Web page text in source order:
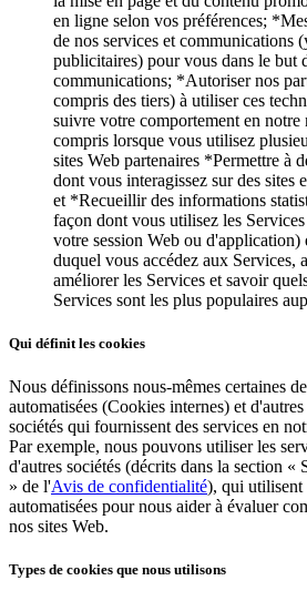
Service rapide
Restauration à service
Bars et brasseries
Camions de restauration
Restauration rapide haut de
Service de traiteur
Découvrir
Aperçu
Vêtements et accessoires
Articles pour la maison et
Bière, vin et spiritueux
Épiceries et dépanneurs
Découvrir
Aperçu
en ligne selon vos préférences;
de nos services et communications
publicitaires) pour vous dans le but
communications; *Autoriser nos
compris des tiers) à utiliser ces
suivre votre comportement en
compris lorsque vous utilisez
sites Web partenaires *Permettre à
dont vous interagissez sur des sites
et *Recueillir des informations
façon dont vous utilisez les
votre session Web ou d'application)
duquel vous accédez aux Services,
améliorer les Services et savoir
Services sont les plus populaires
Qui définit les cookies
Nous définissons nous-mêmes certaines
automatisées (Cookies internes) et
sociétés qui fournissent des services en
Par exemple, nous pouvons utiliser les
d'autres sociétés (décrits dans la section «
» de l'Avis de confidentialité), qui utilisent
automatisées pour nous aider à évaluer
nos sites Web.
Types de cookies que nous utilisons